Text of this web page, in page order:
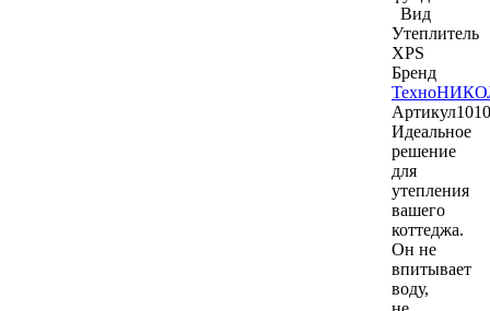
Вид
Утеплитель
XPS
Бренд
Артикул
Идеальное
решение
для
утепления
вашего
коттеджа.
Он не
впитывает
воду,